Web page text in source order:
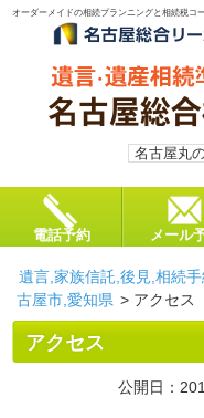
オーダーメイドの相続プランニングと相続税コ
名古屋丸
電話予約 メール
遺言,家族信託,後見,相続
古屋市,愛知県 > アクセス
アクセス
公開日：